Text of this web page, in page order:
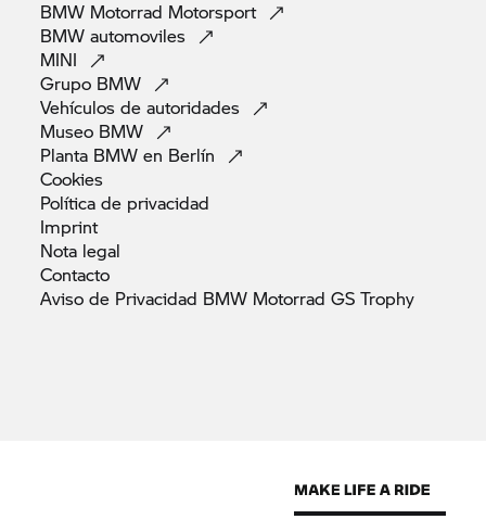
BMW Motorrad Motorsport
BMWautomoviles
MINI
Grupo BMW
Vehículos deautoridades
Museo BMW
Planta BMW en Berlín
Cookies
Política de privacidad
Imprint
Nota legal
Contacto
Aviso de Privacidad BMW Motorrad GSTrophy